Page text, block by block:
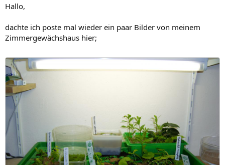
Hallo,
dachte ich poste mal wieder ein paar Bilder von meinem
Zimmergewächshaus hier;